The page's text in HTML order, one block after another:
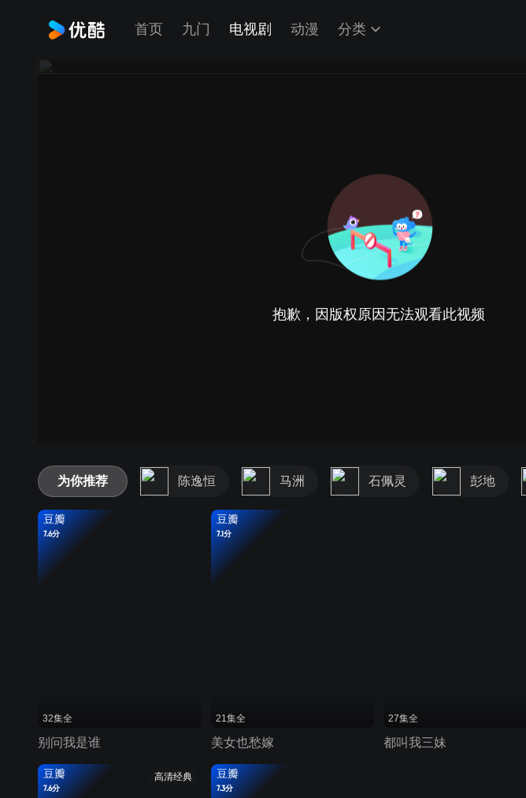
首页 九门 电视剧 动漫 分类
抱歉，因版权原因无法观看此视频
为你推荐 陈逸恒 马洲 石佩灵 彭地
豆瓣
7.6分
32集全
别问我是谁
豆瓣
7.1分
21集全
美女也愁嫁
27集全
都叫我三妹
高清经典
豆瓣
7.6分
豆瓣
7.3分